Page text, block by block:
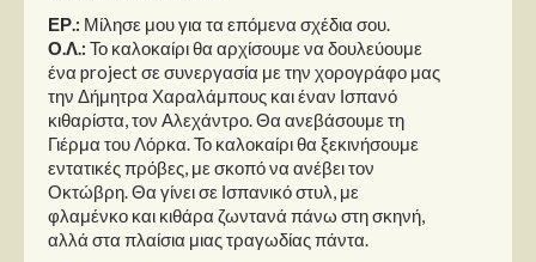
ΕΡ.: Μίλησε μου για τα επόμενα σχέδια σου.
Ο.Λ.: Το καλοκαίρι θα αρχίσουμε να δουλεύουμε
ένα project σε συνεργασία με την χορογράφο μας
την Δήμητρα Χαραλάμπους και έναν Ισπανό
κιθαρίστα, τον Αλεχάντρο. Θα ανεβάσουμε τη
Γιέρμα του Λόρκα. Το καλοκαίρι θα ξεκινήσουμε
εντατικές πρόβες, με σκοπό να ανέβει τον
Οκτώβρη. Θα γίνει σε Ισπανικό στυλ, με
φλαμένκο και κιθάρα ζωντανά πάνω στη σκηνή,
αλλά στα πλαίσια μιας τραγωδίας πάντα.